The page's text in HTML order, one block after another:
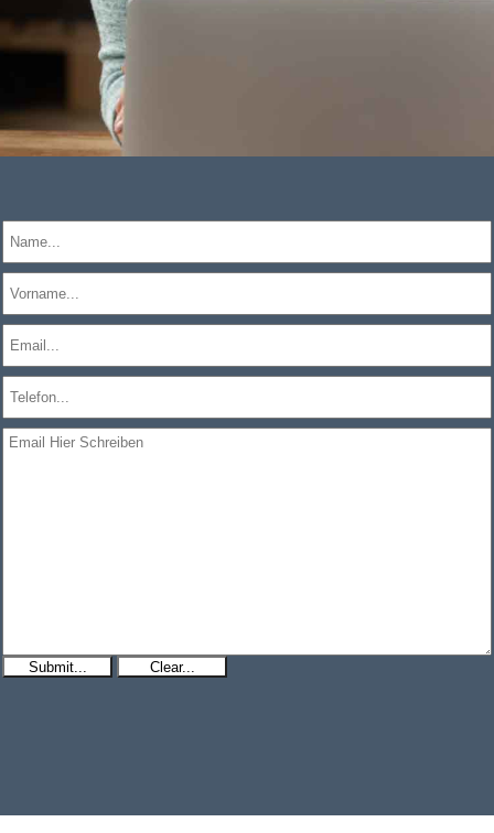
Submit... Clear...